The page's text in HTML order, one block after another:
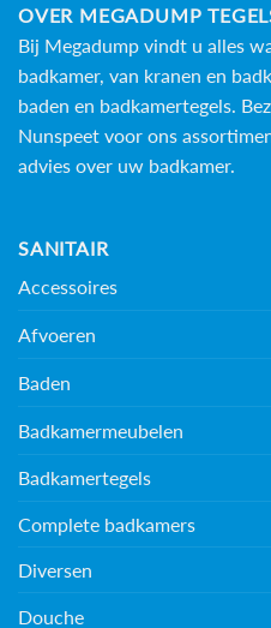
OVER MEGADUMP
Bij Megadump vindt u alles
badkamer, van kranen en
baden en badkamertegels .
Nunspeet voor ons
advies over uw badkamer.
SANITAIR
Accessoires
Afvoeren
Baden
Badkamermeubelen
Badkamertegels
Complete badkamers
Diversen
Douche